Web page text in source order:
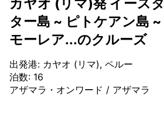
カヤオ (リマ)発 イース
ター島 ~ ピトケアン島
モーレア...のクルーズ
出発港: カヤオ (リマ), ペルー
泊数: 16
アザマラ・オンワード / アザマラ